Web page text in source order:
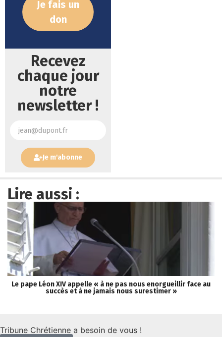
Je fais un
don
Recevez
chaque jour
notre
newsletter !
Je m'abonne
Lire aussi :
Le pape Léon XIV appelle « à ne pas nous enorgueillir face au
succès et à ne jamais nous surestimer »
Tribune Chrétienne a besoin de vous !